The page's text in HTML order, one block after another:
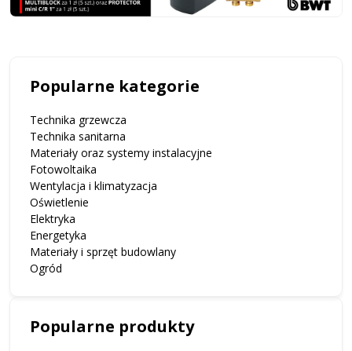
Popularne kategorie
Technika grzewcza
Technika sanitarna
Materiały oraz systemy instalacyjne
Fotowoltaika
Wentylacja i klimatyzacja
Oświetlenie
Elektryka
Energetyka
Materiały i sprzęt budowlany
Ogród
Popularne produkty